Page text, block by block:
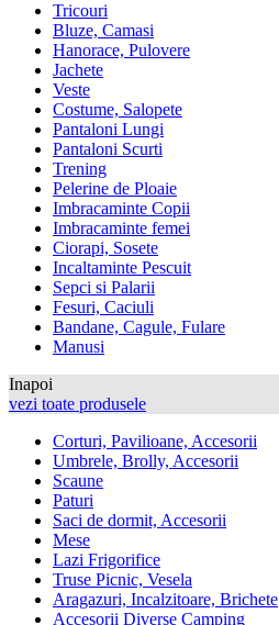
Tricouri
Bluze, Camasi
Hanorace, Pulovere
Jachete
Veste
Costume, Salopete
Pantaloni Lungi
Pantaloni Scurti
Trening
Pelerine de Ploaie
Imbracaminte Copii
Imbracaminte femei
Ciorapi, Sosete
Incaltaminte Pescuit
Sepci si Palarii
Fesuri, Caciuli
Bandane, Cagule, Fulare
Manusi
Inapoi
vezi toate produsele
Corturi, Pavilioane, Accesorii
Umbrele, Brolly, Accesorii
Scaune
Paturi
Saci de dormit, Accesorii
Mese
Lazi Frigorifice
Truse Picnic, Vesela
Aragazuri, Incalzitoare, Brichete
Accesorii Diverse Camping